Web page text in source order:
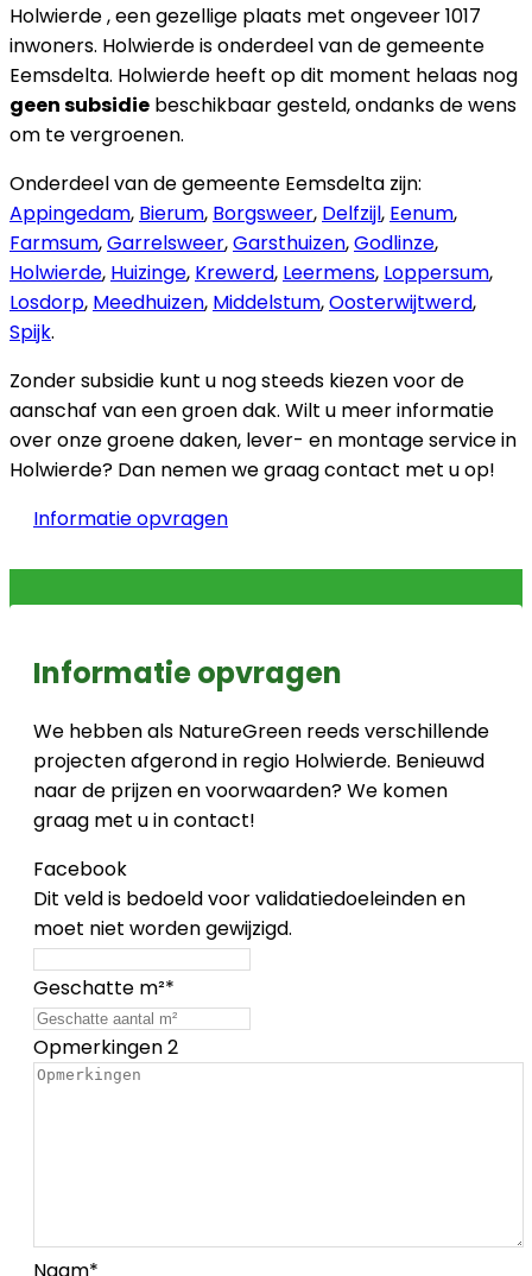
Holwierde , een gezellige plaats met ongeveer 1017
inwoners. Holwierde is onderdeel van de gemeente
Eemsdelta. Holwierde heeft op dit moment helaas nog
geen subsidie beschikbaar gesteld, ondanks de wens
om te vergroenen.
Onderdeel van de gemeente Eemsdelta zijn:
Appingedam, Bierum, Borgsweer, Delfzijl, Eenum,
Farmsum,Garrelsweer,Garsthuizen,Godlinze,
Holwierde, Huizinge, Krewerd, Leermens, Loppersum,
Losdorp, Meedhuizen, Middelstum,Oosterwijtwerd,
Spijk.
Zonder subsidie kunt u nog steeds kiezen voor de
aanschaf van een groen dak. Wilt u meer informatie
over onze groene daken, lever- en montage service in
Holwierde? Dan nemen we graag contact met u op!
Informatie opvragen
Informatie opvragen
We hebben als NatureGreen reeds verschillende
projecten afgerond in regio Holwierde. Benieuwd
naar de prijzen en voorwaarden? We komen
graag met u in contact!
Facebook
Dit veld is bedoeld voor validatiedoeleinden en
moet niet worden gewijzigd.
Geschatte m²*
Opmerkingen 2